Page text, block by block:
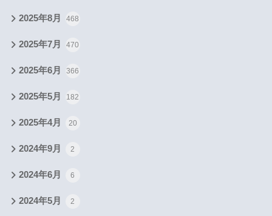
2025年8月 468
2025年7月 470
2025年6月 366
2025年5月 182
2025年4月 20
2024年9月 2
2024年6月 6
2024年5月 2